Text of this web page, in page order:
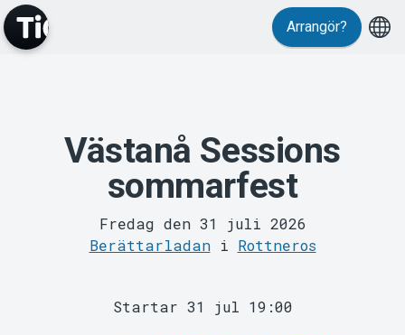
Evenemang
MyTickster
Arrangör?
Västanå Sessions
sommarfest
Fredag den 31 juli 2026
Berättarladani Rottneros
Startar 31 jul 19:00